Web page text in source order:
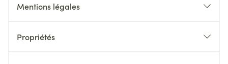
Mentions légales
Propriétés